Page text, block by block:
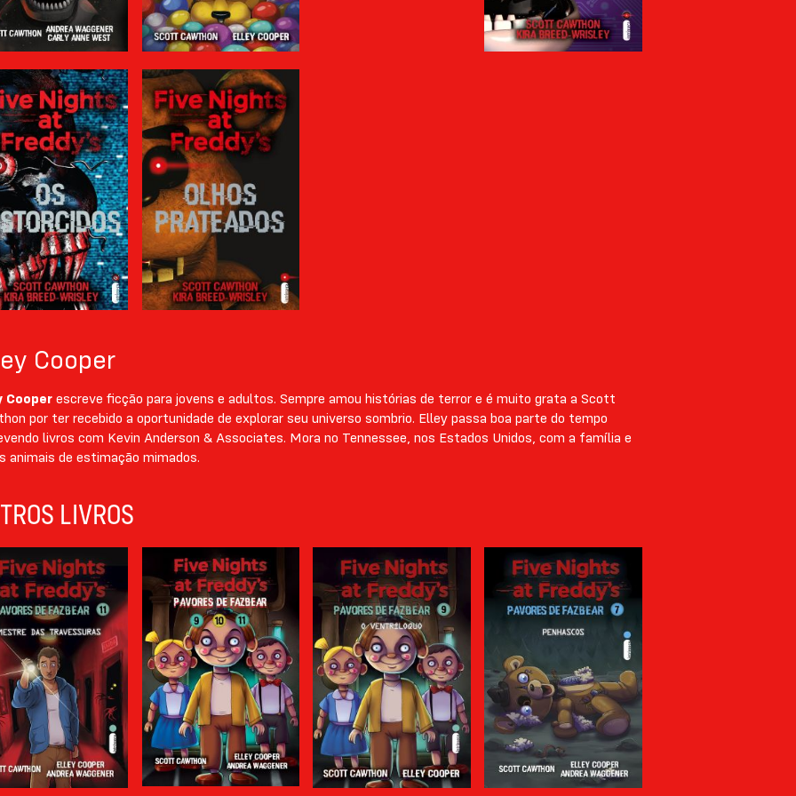
Cooper
Cooper escreve ficção para jovens e adultos. Sempre amou histórias de terror e é muito grata a Scott
por ter recebido a oportunidade de explorar seu universo sombrio. Elley passa boa parte do tempo
livros com Kevin Anderson & Associates. Mora no Tennessee, nos Estados Unidos, com a família e
animais de estimação mimados.
LIVROS